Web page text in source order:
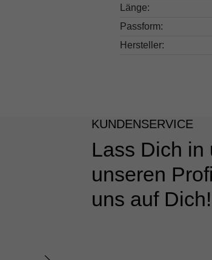
Länge:
Passform:
Hersteller:
KUNDENSERVICE
Lass Dich in
unseren
uns auf Dich!